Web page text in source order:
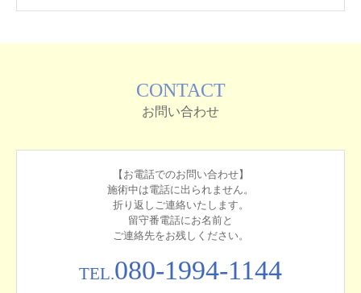
CONTACT
お問い合わせ
【お電話でのお問い合わせ】
施術中は電話に出られません。
折り返しご連絡いたします。
留守番電話にお名前と
ご連絡先をお残しください。
TEL.080-1994-1144